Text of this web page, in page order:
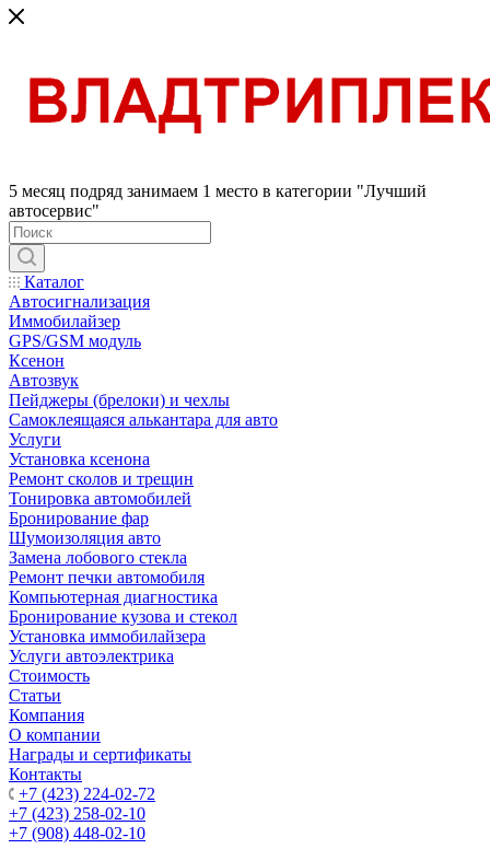
5 месяц подряд занимаем 1 место в категории "Лучший
автосервис"
Каталог
Автосигнализация
Иммобилайзер
GPS/GSM модуль
Ксенон
Автозвук
Пейджеры (брелоки) и чехлы
Самоклеящаяся алькантара для авто
Услуги
Установка ксенона
Ремонт сколов и трещин
Тонировка автомобилей
Бронирование фар
Шумоизоляция авто
Замена лобового стекла
Ремонт печки автомобиля
Компьютерная диагностика
Бронирование кузова и стекол
Установка иммобилайзера
Услуги автоэлектрика
Стоимость
Статьи
Компания
О компании
Награды и сертификаты
Контакты
+7 (423) 224-02-72
+7 (423) 258-02-10
+7 (908) 448-02-10